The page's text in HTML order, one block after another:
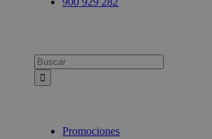
Busca:
Promociones